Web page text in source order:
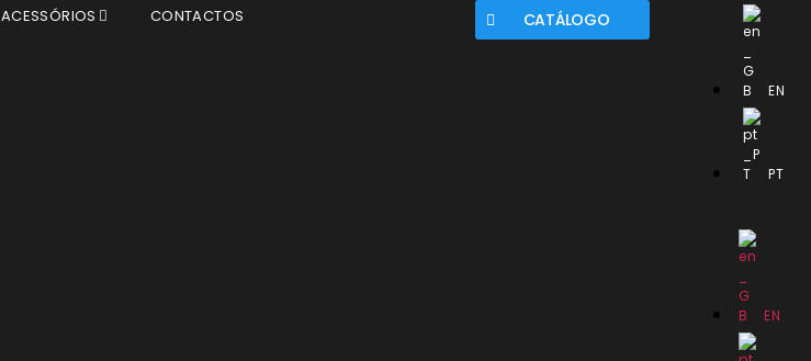
CATÁLOGO
ACESSÓRIOS CONTACTOS
EN
PT
EN